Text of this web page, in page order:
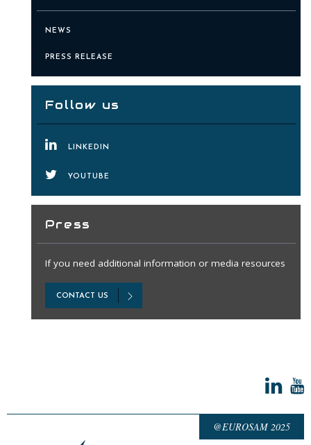
NEWS
PRESS RELEASE
Follow us
LINKEDIN
YOUTUBE
Press
If you need additional information or media resources
CONTACT US
@EUROSAM 2025